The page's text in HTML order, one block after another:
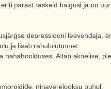
pärast raskeid haigusi ja on
depressiooni leevendaja,
ja lisab rahulolutunnet.
nahahoolduses. Aitab aknelise,
ninaverejooksu puhul.